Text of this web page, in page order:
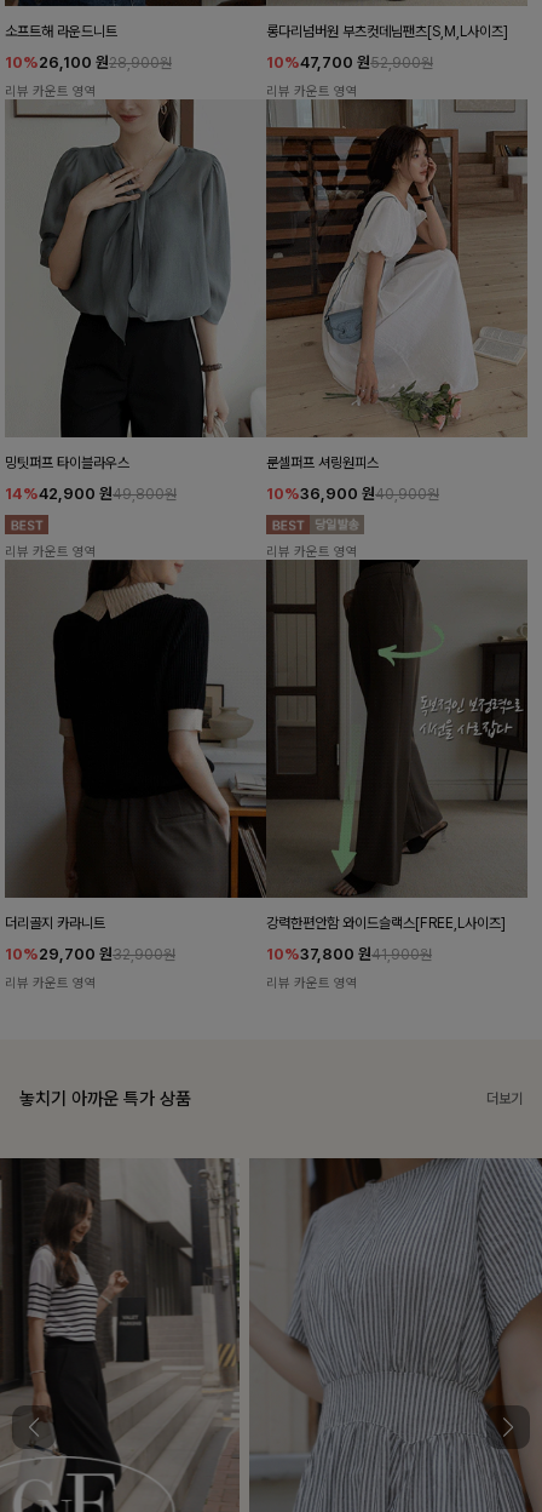
소프트해 라운드니트
10%26,100 원28,900원
리뷰 카운트 영역
롱다리넘버원 부츠컷데님팬츠[S,M,L사이즈]
10%47,700 원52,900원
리뷰 카운트 영역
밍팃퍼프 타이블라우스
14%42,900 원49,800원
리뷰 카운트 영역
룬셀퍼프 셔링원피스
10%36,900 원40,900원
리뷰 카운트 영역
더리골지 카라니트
10%29,700 원32,900원
리뷰 카운트 영역
강력한편안함 와이드슬랙스[FREE,L사이즈]
10%37,800 원41,900원
리뷰 카운트 영역
놓치기 아까운 특가 상품 더보기